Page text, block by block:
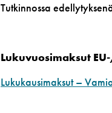
Tutkinnossa
Lukuvuosimaksut
Lukukausimaksut –